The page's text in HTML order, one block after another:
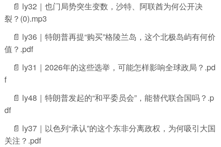
📄 ly32｜也门局势突生变数，沙特、阿联酋为何公开决
裂？(0).mp3
📄 ly36｜特朗普再提“购买”格陵兰岛，这个北极岛屿有何价
值？.pdf
📄 ly31｜2026年的这些选举，可能怎样影响全球政局？.pd
f
📄 ly48｜特朗普发起的“和平委员会”，能替代联合国吗？.p
df
📄 ly37｜以色列“承认”的这个东非分离政权，为何吸引大国
关注？.pdf